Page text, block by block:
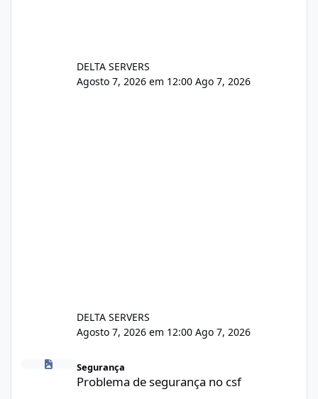
DELTA SERVERS
Agosto 7, 2026 em 12:00 Ago 7, 2026
DELTA SERVERS
Agosto 7, 2026 em 12:00 Ago 7, 2026
Segurança
Problema de segurança no csf